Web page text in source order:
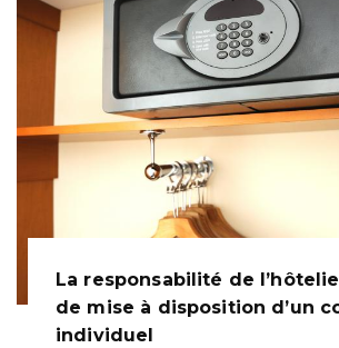
La responsabilité de
de mise à disposition d’un
individuel